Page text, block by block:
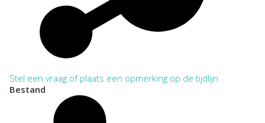
Stel een vraag of plaats een opmerking op de tijdlijn
Bestand